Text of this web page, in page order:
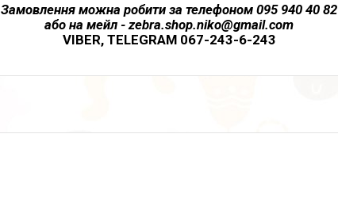
Замовлення можна робити за телефоном 095 940 40 82
або на мейл - zebra.shop.niko@gmail.com
VIBER, TELEGRAM 067-243-6-243